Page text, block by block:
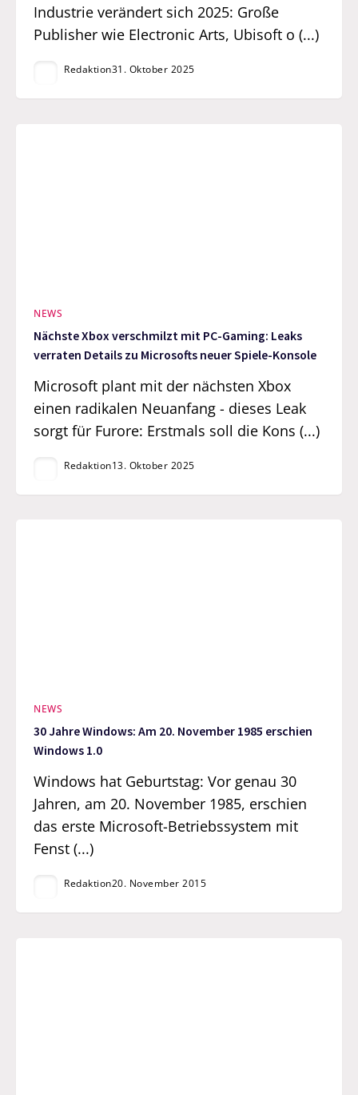
Industrie verändert sich 2025: Große
Publisher wie Electronic Arts, Ubisoft o (...)
Redaktion31. Oktober 2025
NEWS
Nächste Xbox verschmilzt mit PC-Gaming: Leaks
verraten Details zu Microsofts neuer Spiele-Konsole
Microsoft plant mit der nächsten Xbox
einen radikalen Neuanfang - dieses Leak
sorgt für Furore: Erstmals soll die Kons (...)
Redaktion13. Oktober 2025
NEWS
30 Jahre Windows: Am 20. November 1985 erschien
Windows 1.0
Windows hat Geburtstag: Vor genau 30
Jahren, am 20. November 1985, erschien
das erste Microsoft-Betriebssystem mit
Fenst (...)
Redaktion20. November 2015